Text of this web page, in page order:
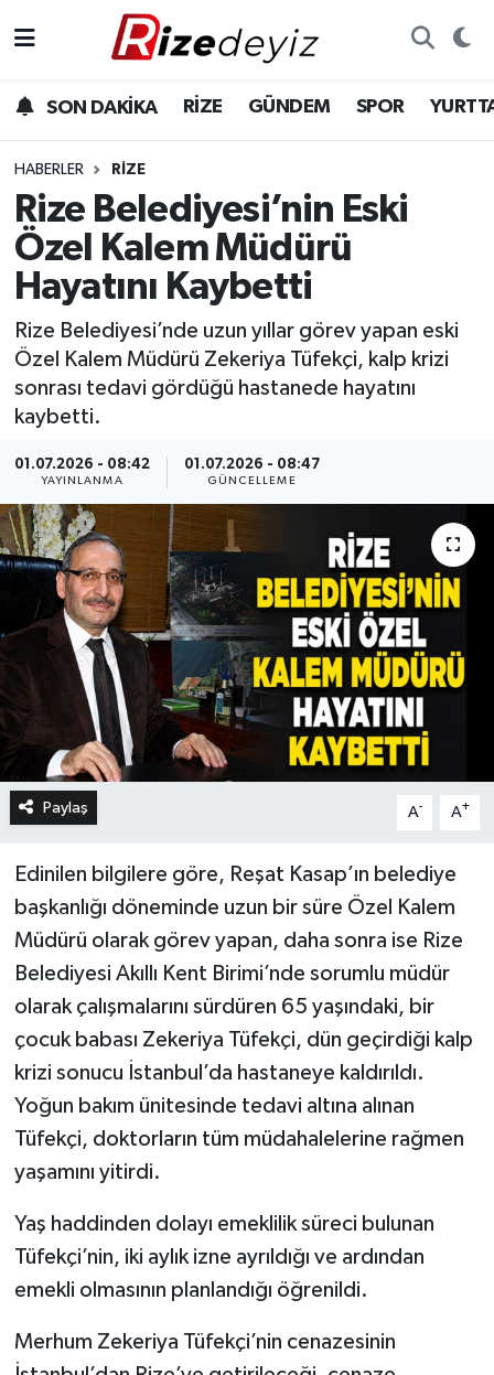
SON DAKİKA RİZE GÜNDEM SPOR
HABERLER RIZE
Rize Belediyesi’nin Eski
Özel Kalem Müdürü
Hayatını Kaybetti
Rize Belediyesi’nde uzun yıllar görev yapan eski
Özel Kalem Müdürü Zekeriya Tüfekçi, kalp krizi
sonrası tedavi gördüğü hastanede hayatını
kaybetti.
01.07.2026 - 08:42
YAYINLANMA
01.07.2026 - 08:47
GÜNCELLEME
Paylaş A- A+
Edinilen bilgilere göre, Reşat Kasap’ın belediye
başkanlığı döneminde uzun bir süre Özel Kalem
Müdürü olarak görev yapan, daha sonra ise Rize
Belediyesi Akıllı Kent Birimi’nde sorumlu müdür
olarak çalışmalarını sürdüren 65 yaşındaki, bir
çocuk babası Zekeriya Tüfekçi, dün geçirdiği kalp
krizi sonucu İstanbul’da hastaneye kaldırıldı.
Yoğun bakım ünitesinde tedavi altına alınan
Tüfekçi, doktorların tüm müdahalelerine rağmen
yaşamını yitirdi.
Yaş haddinden dolayı emeklilik süreci bulunan
Tüfekçi’nin, iki aylık izne ayrıldığı ve ardından
emekli olmasının planlandığı öğrenildi.
Merhum Zekeriya Tüfekçi’nin cenazesinin
Gündem
Yurttan Haberler
Ekonomi
Teknoloji
Sağlık
Rize Hava Durumu
Rize Trafik Yoğunluk Haritası
Süper Lig Puan Durumu ve Fikstür
Tüm Manşetler
Son Dakika Haberleri
Haber Arşivi